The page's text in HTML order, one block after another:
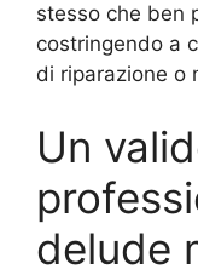
stesso che ben
costringendo a
di riparazione o
Un
delude